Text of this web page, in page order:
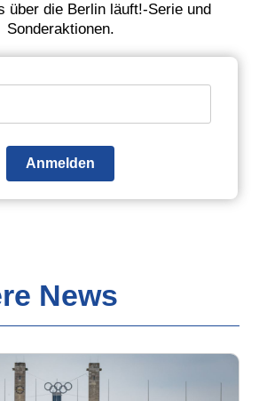
über die Berlin läuft!-Serie und
Sonderaktionen.
Anmelden
News